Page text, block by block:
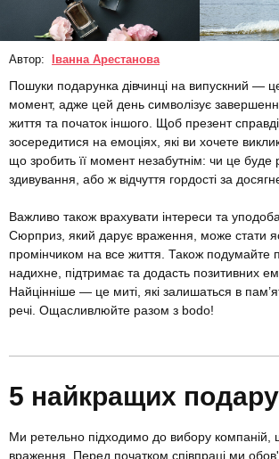
Автор: Іванна Арестанова
Пошуки подарунка дівчинці на випускний —
момент, адже цей день символізує
життя та початок іншого. Щоб презент
зосередитися на емоціях, які ви хочете
що зробить її момент незабутнім: чи це буде
здивування, або ж відчуття гордості за
Важливо також врахувати інтереси та
Сюрприз, який дарує враження, може стати
промінчиком на все життя. Також
надихне, підтримає та додасть позитивних
Найцінніше — це миті, які залишаться в
речі. Ощасливлюйте разом з bodo!
5 найкращих
Ми ретельно підходимо до вибору
враження. Перед початком співпраці ми